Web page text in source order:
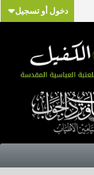
دخول أو تسجيل